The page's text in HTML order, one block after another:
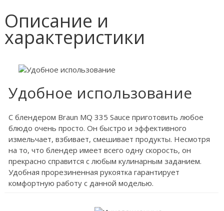
Описание и
характеристики
Удобное использование
С блендером Braun MQ 335 Sauce приготовить любое
блюдо очень просто. Он быстро и эффективного
измельчает, взбивает, смешивает продукты. Несмотря
на то, что блендер имеет всего одну скорость, он
прекрасно справится с любым кулинарным заданием.
Удобная прорезиненная рукоятка гарантирует
комфортную работу с данной моделью.